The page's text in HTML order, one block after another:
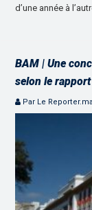
d’une année à
BAM | Une
selon le
Par Le Reporter.ma